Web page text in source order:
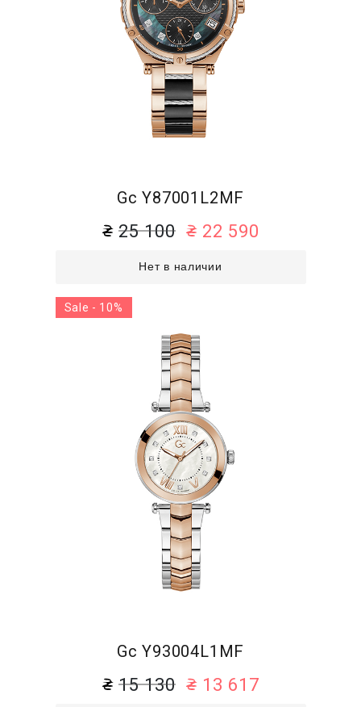
Gc Y87001L2MF
25 100 22 590
Нет в наличии
Gc Y93004L1MF
15 130 13 617
Sale - 10%